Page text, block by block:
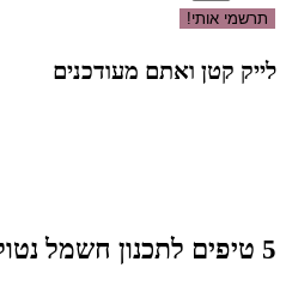
תרשמי אותי!
לייק קטן ואתם מעודכנים
5 טיפים לתכנון חשמל נטול מפצלים